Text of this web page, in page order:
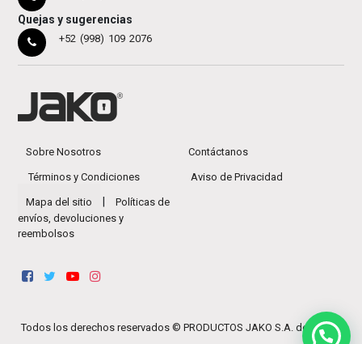
Quejas y sugerencias
+52 (998) 109 2076
Sobre Nosotros Contáctanos
Términos y Condiciones Aviso de Privacidad
Mapa del sitio
Políticas de
envíos, devoluciones y
reembolsos
Todos los derechos reservados © PRODUCTOS JAKO S.A. de C.V.